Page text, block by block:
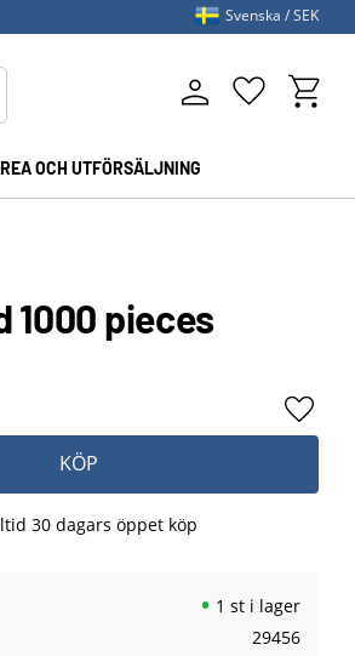
REA OCH UTFÖRSÄLJNING
Favoriter
Svenska SEK
1000 pieces
KÖP
Lägg
30 dagars öppet köp
1 st i lager
29456